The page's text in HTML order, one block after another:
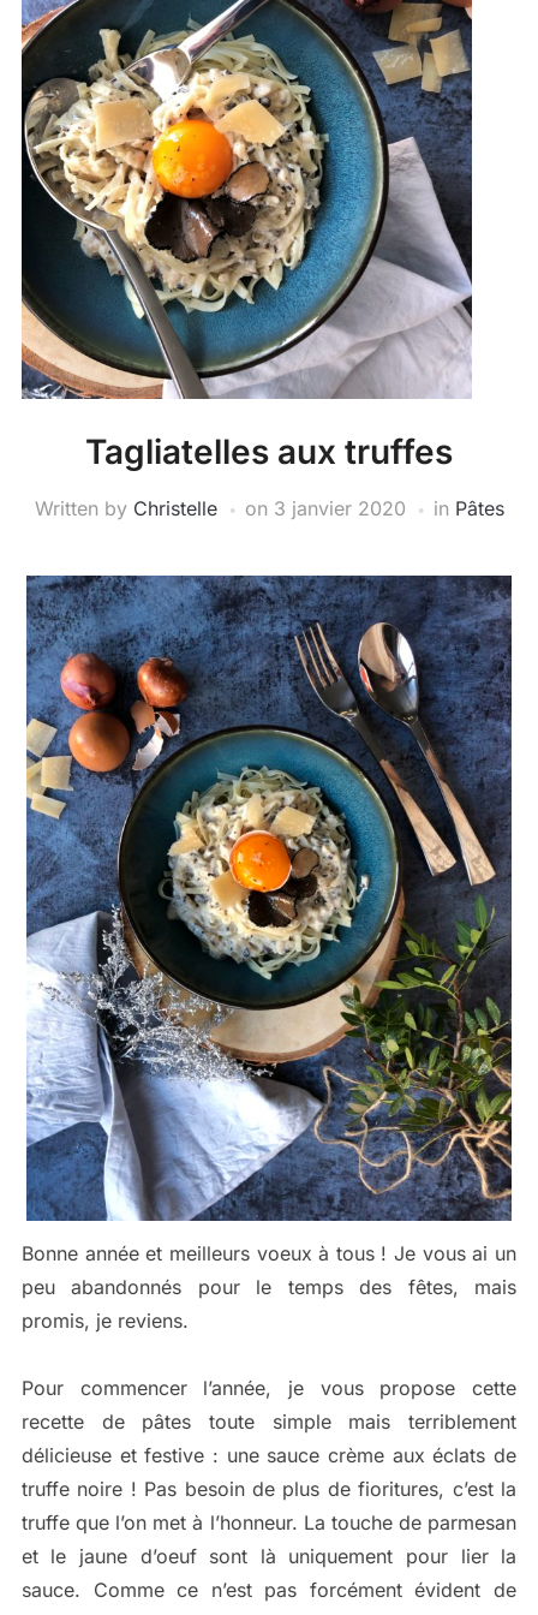
Tagliatelles aux truffes
Written by Christelle on 3 janvier 2020 in Pâtes
Bonne année et meilleurs voeux à tous ! Je vous ai un
peu abandonnés pour le temps des fêtes, mais
promis, je reviens.
Pour commencer l’année, je vous propose cette
recette de pâtes toute simple mais terriblement
délicieuse et festive : une sauce crème aux éclats de
truffe noire ! Pas besoin de plus de fioritures, c’est la
truffe que l’on met à l’honneur. La touche de parmesan
et le jaune d’oeuf sont là uniquement pour lier la
sauce. Comme ce n’est pas forcément évident de